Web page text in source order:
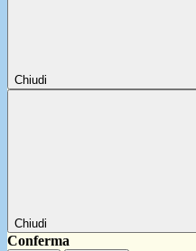
Chiudi
Chiudi
Conferma